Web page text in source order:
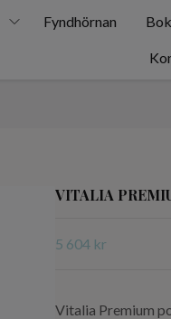
Fyndhörnan
VITALIA
5 604 kr
Vitalia Premium